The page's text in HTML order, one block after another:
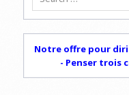
Notre offre pour
- Penser trois